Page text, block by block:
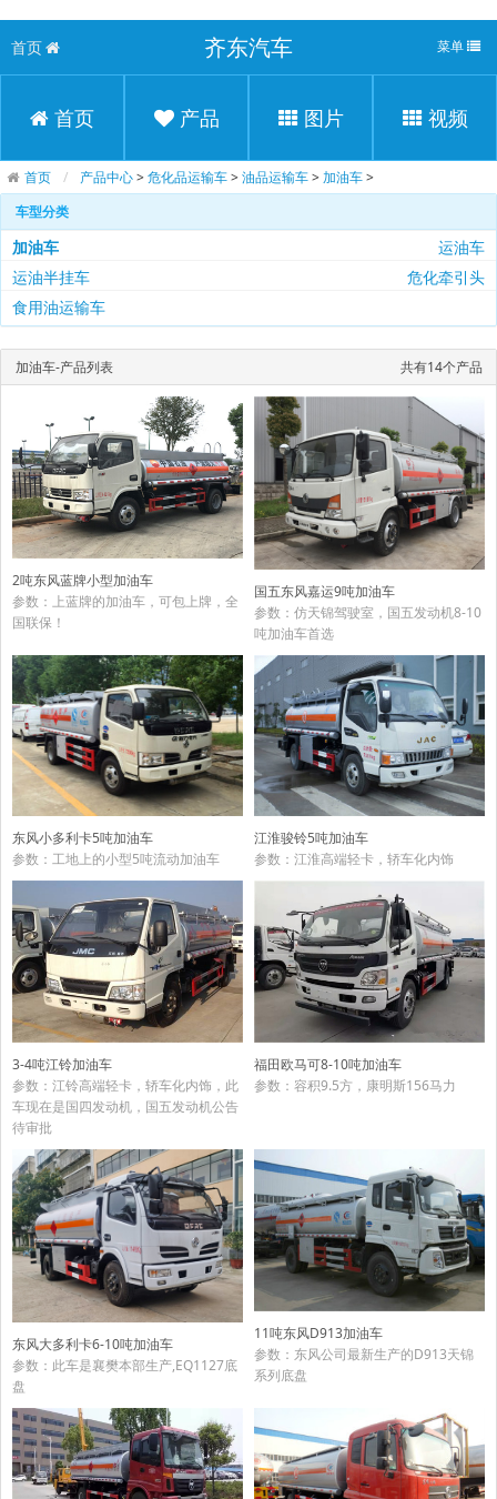
首页 齐东汽车 菜单
首页 产品 图片 视频
首页 产品中心>危化品运输车>油品运输车>加油车>
车型分类
加油车
运油车
运油半挂车
危化牵引头
食用油运输车
加油车-产品列表 共有14个产品
2吨东风蓝牌小型加油车
参数：上蓝牌的加油车，可包上牌，全
国联保！
国五东风嘉运9吨加油车
参数：仿天锦驾驶室，国五发动机8-10
吨加油车首选
东风小多利卡5吨加油车
参数：工地上的小型5吨流动加油车
江淮骏铃5吨加油车
参数：江淮高端轻卡，轿车化内饰
3-4吨江铃加油车
参数：江铃高端轻卡，轿车化内饰，此
车现在是国四发动机，国五发动机公告
待审批
福田欧马可8-10吨加油车
参数：容积9.5方，康明斯156马力
东风大多利卡6-10吨加油车
参数：此车是襄樊本部生产,EQ1127底
盘
11吨东风D913加油车
参数：东风公司最新生产的D913天锦
系列底盘